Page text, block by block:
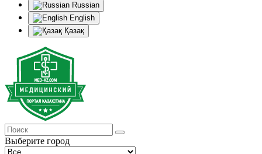
Russian
English
Қазақ
Выберите город